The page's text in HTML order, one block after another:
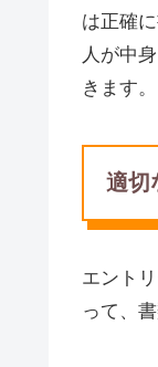
は正確
人が中
きます。
適切
エント
って、